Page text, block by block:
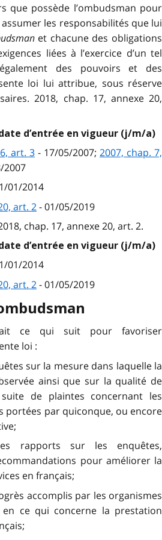
que possède l’ombudsman pour
les responsabilités que lui
et chacune des obligations
liées à l’exercice d’un tel
des pouvoirs et des
loi lui attribue, sous réserve
2018, chap. 17, annexe 20,
d’entrée en vigueur (j/m/a)
art. 3 - 17/05/2007; 2007, chap. 7,
2007
01/2014
art. 2- 01/05/2019
chap. 17, annexe 20, art. 2.
d’entrée en vigueur (j/m/a)
01/2014
art. 2- 01/05/2019
fait ce qui suit pour favoriser
loi :
sur la mesure dans laquelle la
ainsi que sur la qualité de
suite de plaintes concernant les
portées par quiconque, ou encore
rapports sur les enquêtes,
pour améliorer la
en français;
accomplis par les organismes
en ce qui concerne la prestation